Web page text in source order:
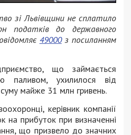
зі Львівщини не сплатило
податків до державного
49000з посиланням
що займається
паливом, ухилилося від
майже 31 млн гривень.
керівник компанії
на прибуток при визначенні
що призвело до значних